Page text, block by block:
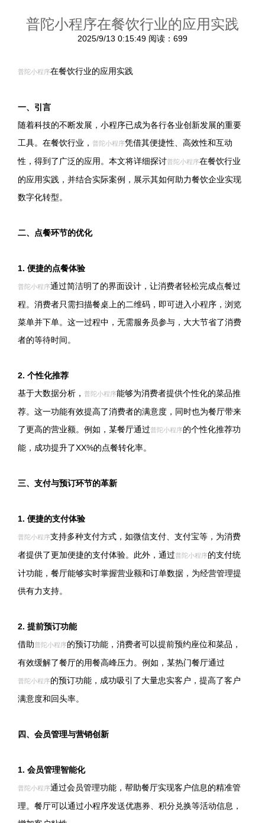
普陀小程序在餐饮行业的应用实践
2025/9/13 0:15:49 阅读：699
普陀小程序在餐饮行业的应用实践
一、引言
随着科技的不断发展，小程序已成为各行各业创新发展的重要
工具。在餐饮行业， 普陀小程序凭借其便捷性、高效性和互动
性，得到了广泛的应用。本文将详细探讨普陀小程序在餐饮行业
的应用实践，并结合实际案例，展示其如何助力餐饮企业实现
数字化转型。
二、点餐环节的优化
1. 便捷的点餐体验
普陀小程序通过简洁明了的界面设计，让消费者轻松完成点餐过
程。消费者只需扫描餐桌上的二维码，即可进入小程序，浏览
菜单并下单。这一过程中，无需服务员参与，大大节省了消费
者的等待时间。
2. 个性化推荐
基于大数据分析， 普陀小程序能够为消费者提供个性化的菜品推
荐。这一功能有效提高了消费者的满意度，同时也为餐厅带来
了更高的营业额。例如，某餐厅通过普陀小程序的个性化推荐功
能，成功提升了XX%的点餐转化率。
三、支付与预订环节的革新
1. 便捷的支付体验
普陀小程序支持多种支付方式，如微信支付、支付宝等，为消费
者提供了更加便捷的支付体验。此外，通过普陀小程序的支付统
计功能，餐厅能够实时掌握营业额和订单数据，为经营管理提
供有力支持。
2. 提前预订功能
借助普陀小程序的预订功能，消费者可以提前预约座位和菜品，
有效缓解了餐厅的用餐高峰压力。例如，某热门餐厅通过
普陀小程序的预订功能，成功吸引了大量忠实客户，提高了客户
满意度和回头率。
四、会员管理与营销创新
1. 会员管理智能化
普陀小程序通过会员管理功能，帮助餐厅实现客户信息的精准管
理。餐厅可以通过小程序发送优惠券、积分兑换等活动信息，